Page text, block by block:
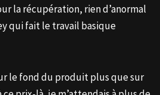
la récupération, rien d’anormal
qui fait le travail basique
le fond du produit plus que sur